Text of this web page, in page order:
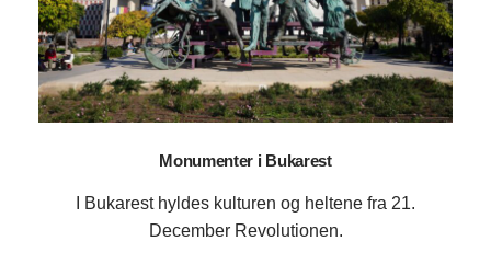
Monumenter i Bukarest
I Bukarest hyldes kulturen og heltene fra 21.
December Revolutionen.